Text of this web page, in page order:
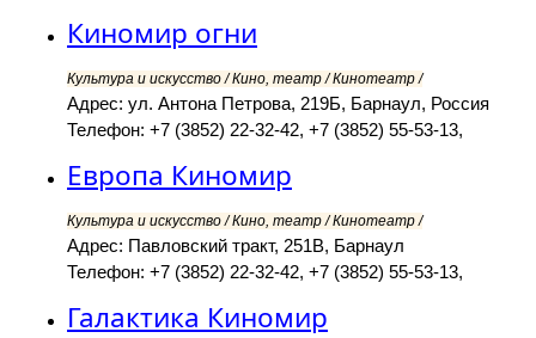
Киномир огни
Культура и искусство / Кино, театр / Кинотеатр /
Адрес: ул. Антона Петрова, 219Б, Барнаул, Россия
Телефон: +7 (3852) 22-32-42, +7 (3852) 55-53-13,
Европа Киномир
Культура и искусство / Кино, театр / Кинотеатр /
Адрес: Павловский тракт, 251В, Барнаул
Телефон: +7 (3852) 22-32-42, +7 (3852) 55-53-13,
Галактика Киномир